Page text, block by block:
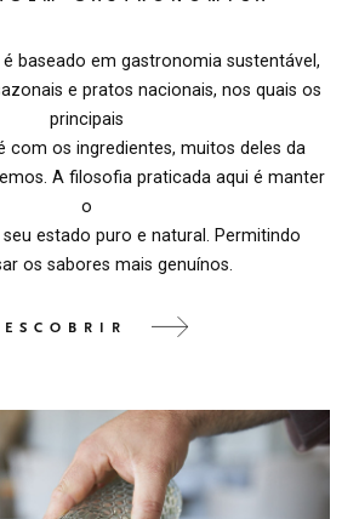
baseado em gastronomia sustentável,
e pratos nacionais, nos quais os
principais
com os ingredientes, muitos deles da
A filosofia praticada aqui é manter
o
estado puro e natural. Permitindo
os sabores mais genuínos.